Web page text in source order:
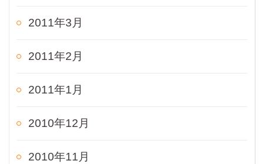
2011年3月
2011年2月
2011年1月
2010年12月
2010年11月